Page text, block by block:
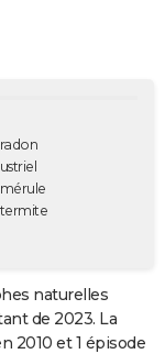
termite
naturelles
de 2023. La
2010 et 1 épisode